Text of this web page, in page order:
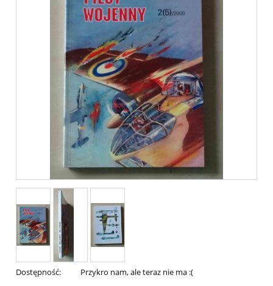
Dostępność: Przykro nam, ale teraz nie ma :(